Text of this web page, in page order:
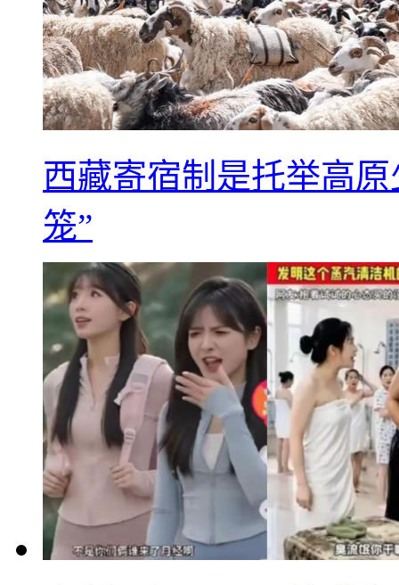
西藏寄宿制是托举高
笼”